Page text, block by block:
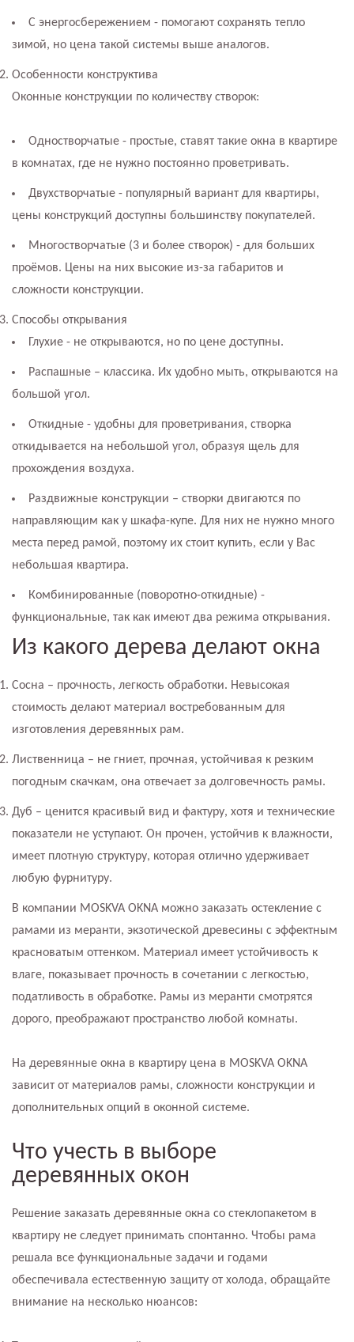
С энергосбережением - помогают сохранять тепло
зимой, но цена такой системы выше аналогов.
Особенности конструктива
Оконные конструкции по количеству створок:
Одностворчатые - простые, ставят такие окна в квартире
в комнатах, где не нужно постоянно проветривать.
Двухстворчатые - популярный вариант для квартиры,
цены конструкций доступны большинству покупателей.
Многостворчатые (3 и более створок) - для больших
проёмов. Цены на них высокие из-за габаритов и
сложности конструкции.
Способы открывания
Глухие - не открываются, но по цене доступны.
Распашные – классика. Их удобно мыть, открываются на
большой угол.
Откидные - удобны для проветривания, створка
откидывается на небольшой угол, образуя щель для
прохождения воздуха.
Раздвижные конструкции – створки двигаются по
направляющим как у шкафа-купе. Для них не нужно много
места перед рамой, поэтому их стоит купить, если у Вас
небольшая квартира.
Комбинированные (поворотно-откидные) -
функциональные, так как имеют два режима открывания.
Из какого дерева делают окна
Сосна – прочность, легкость обработки. Невысокая
стоимость делают материал востребованным для
изготовления деревянных рам.
Лиственница – не гниет, прочная, устойчивая к резким
погодным скачкам, она отвечает за долговечность рамы.
Дуб – ценится красивый вид и фактуру, хотя и технические
показатели не уступают. Он прочен, устойчив к влажности,
имеет плотную структуру, которая отлично удерживает
любую фурнитуру.
В компании MOSKVA OKNA можно заказать остекление с
рамами из меранти, экзотической древесины с эффектным
красноватым оттенком. Материал имеет устойчивость к
влаге, показывает прочность в сочетании с легкостью,
податливость в обработке. Рамы из меранти смотрятся
дорого, преображают пространство любой комнаты.
На деревянные окна в квартиру цена в MOSKVA OKNA
зависит от материалов рамы, сложности конструкции и
дополнительных опций в оконной системе.
Что учесть в выборе
деревянных окон
Решение заказать деревянные окна со стеклопакетом в
квартиру не следует принимать спонтанно. Чтобы рама
решала все функциональные задачи и годами
обеспечивала естественную защиту от холода, обращайте
внимание на несколько нюансов: